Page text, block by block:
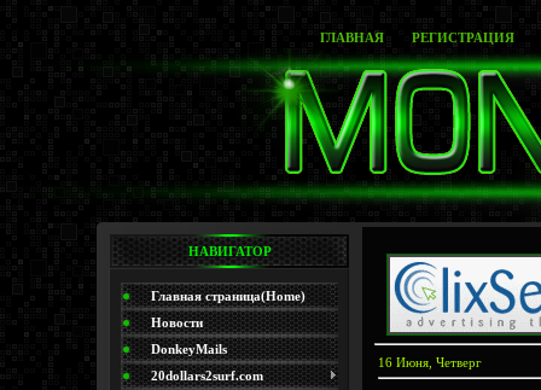
ГЛАВНАЯ РЕГИСТРАЦИЯ
НАВИГАТОР
Главная страница(Home)
Новости
DonkeyMails
20dollars2surf.com
16 Июня, Четверг